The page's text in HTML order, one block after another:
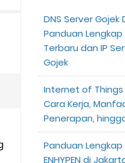
DNS Server Gojek
Panduan Lengkap
Terbaru dan IP
Gojek
Internet of Things
Cara Kerja,
Penerapan,
Panduan
ENHYPEN di